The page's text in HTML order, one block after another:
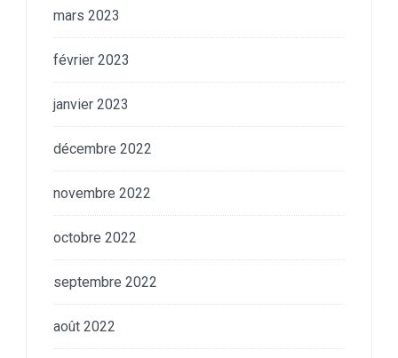
mars 2023
février 2023
janvier 2023
décembre 2022
novembre 2022
octobre 2022
septembre 2022
août 2022